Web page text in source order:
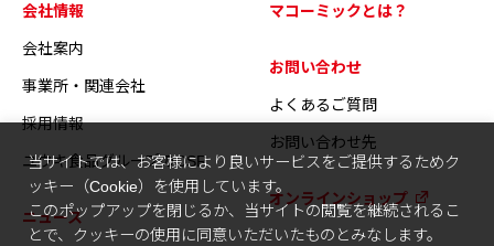
会社情報
会社案内
事業所・関連会社
採用情報
ユウキ食品グループのCSR
ニュース
マコーミックとは？
お問い合わせ
よくあるご質問
お問い合わせ先
オンラインショップ
当サイトでは、お客様により良いサービスをご提供するためク
ッキー（Cookie）を使用しています。
このポップアップを閉じるか、当サイトの閲覧を継続されるこ
とで、クッキーの使用に同意いただいたものとみなします。